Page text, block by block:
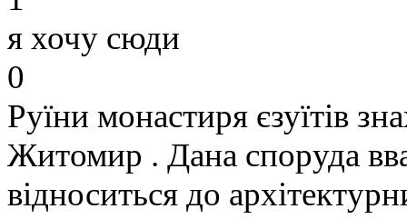
я хочу сюди
0
Руїни монастиря єзуїтів
Житомир . Дана споруда
відноситься до